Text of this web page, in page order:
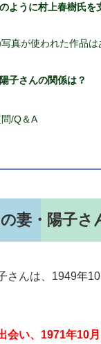
ように村上春樹氏を
真が使われた作品は
子さんの関係は？
/Q＆A
妻・陽子さ
さんは、1949年
会い、1971年10